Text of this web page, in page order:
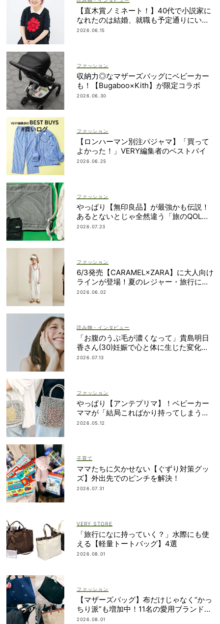
【直木賞ノミネート！】40代で小説家に
なれたのは結婚、就職も予定通りにいか
なかったから｜朝倉かすみさん
2026.06.15
ファッション
収納力◎なマザーズバッグにベビーカー
も！【Bugaboo×Kith】が限定コラボ
2026.06.30
ファッション
【ロンハーマン別注パジャマ】「買って
よかった！」VERY編集者のベストバイ
2026.06.25
ファッション
やっぱり【無印良品】が最強かも伝説！
あるとないとじゃ全然違う「旅のQOL爆
上げアイテム」
2026.07.23
ファッション
6/3発売【CARAMEL×ZARA】に大人向け
ラインが登場！夏のレジャー・旅行にも
おすすめ
2026.06.02
読み物・インタビュー
「お腹のうぶ毛が濃くなって」貴島明日
香さん(30)妊娠で心と体に生じた変化も
「愛しいです」
2026.07.13
ファッション
やっぱり【アンテプリマ】！ベビーカー
ママが「結局こればかり持ってしまう」
納得の理由
2026.05.12
子育て
ママたちに欠かせない【ぐずり対策グッ
ズ】外出先でのピンチを解決！
2026.07.31
VERY STORE
「旅行になに持っていく？」水際にも使
える【軽量トートバッグ】4選
2026.08.01
ファッション
【マザーズバッグ】布だけじゃなく“かっ
ちり派”も増加中！11名の愛用ブランド
は？
2026.08.01